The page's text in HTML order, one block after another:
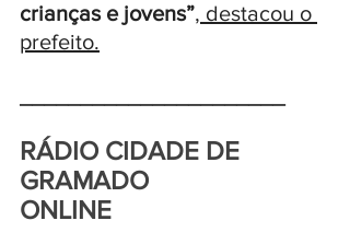
crianças e jovens”, destacou o
prefeito.
RÁDIO CIDADE DE
GRAMADO
ONLINE